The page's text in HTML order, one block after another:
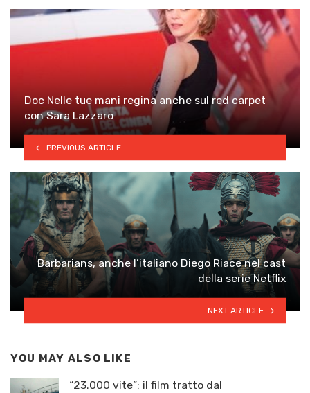
Doc Nelle tue mani regina anche sul red carpet
con Sara Lazzaro
PREVIOUS ARTICLE
Barbarians, anche l’italiano Diego Riace nel cast
della serie Netflix
NEXT ARTICLE
YOU MAY ALSO LIKE
“23.000 vite”: il film tratto dal